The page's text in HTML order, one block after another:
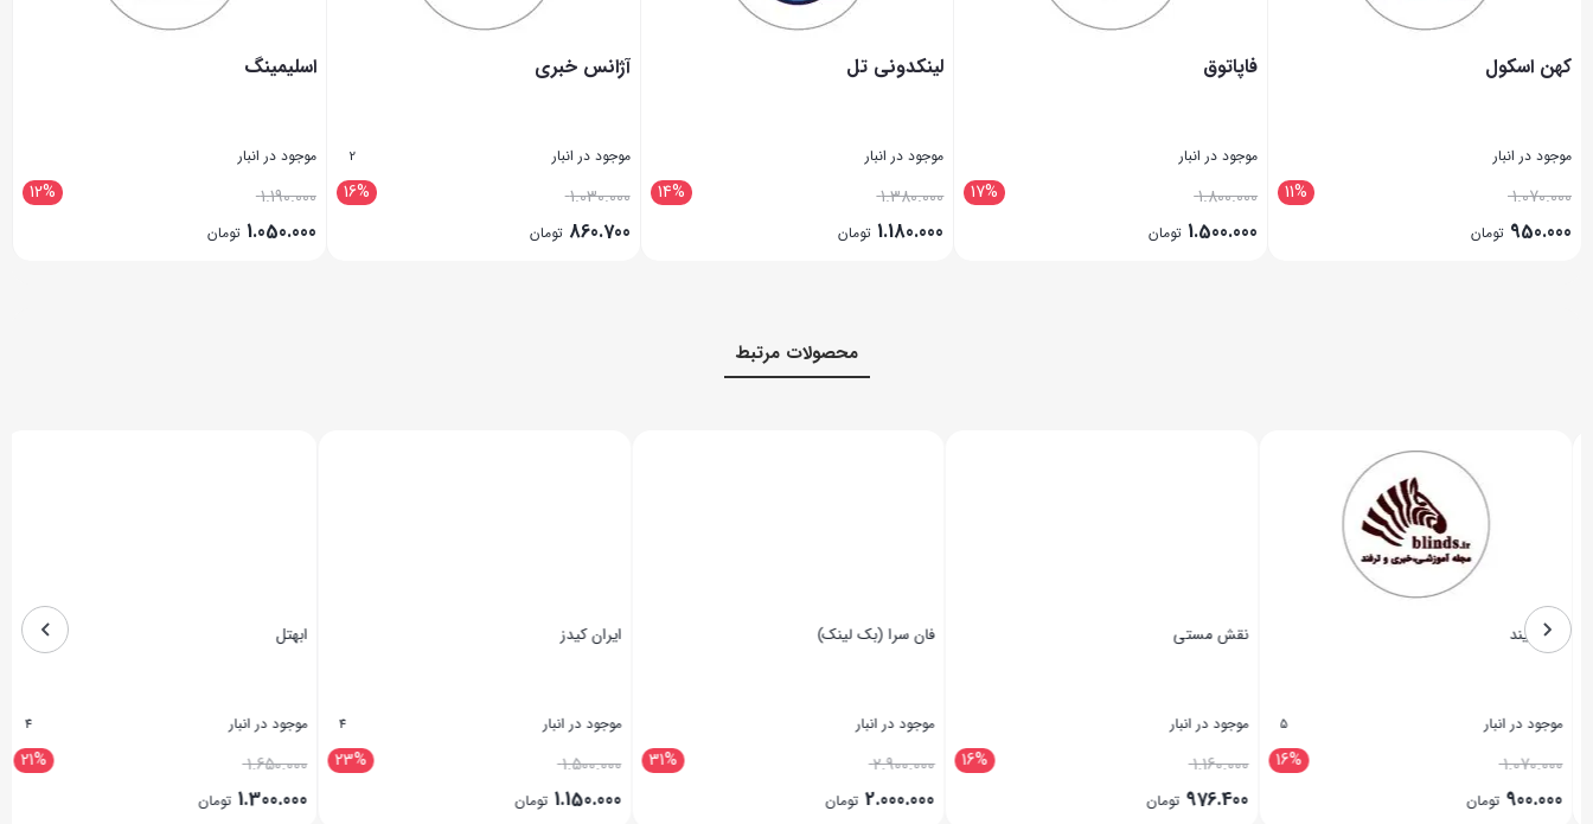
کهن اسکول
موجود در انبار
11% 1.070.000
950.000 تومان
فاپاتوق
موجود در انبار
17% 1.800.000
1.500.000 تومان
لینکدونی تل
موجود در انبار
14% 1.380.000
1.180.000 تومان
آژانس خبری
موجود در انبار 2
16% 1.030.000
860.700 تومان
اسلیمینگ
موجود در انبار
12% 1.190.000
1.050.000 تومان
محصولات مرتبط
زبرابلایند
موجود در انبار
16% 1.070.000
900.000 تومان
نقش مستی
موجود در انبار
16% 1.160.000
976.400 تومان
فان سرا (بک لینک)
موجود در انبار
31% 2.900.000
2.000.000 تومان
ایران کیدز
موجود در انبار
23% 1.500.000
1.150.000 تومان
ابهتل
موجود در انبار
21% 1.650.000
1.300.000 تومان